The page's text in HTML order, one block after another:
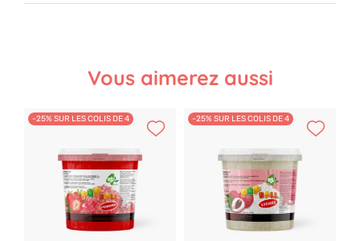
grande capacité.
Vous aimerez aussi
-25% SUR LES COLIS DE 4 -25% SUR LES COLIS DE 4